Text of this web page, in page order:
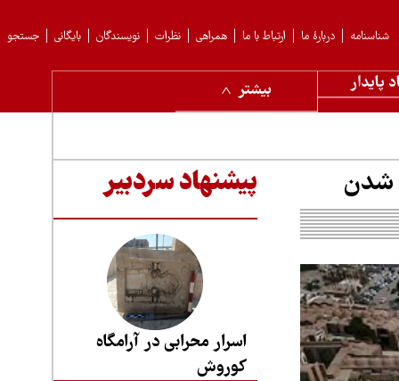
جستجو بایگانی نویسندگان نظرات همراهی ارتباط با ما دربارهٔ ما شناسنامه
پایدار بیشتر
شدن پیشنهاد سردبیر
اسرار محرابی در آرامگاه
کوروش